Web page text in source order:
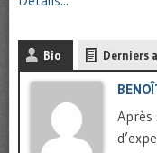
Bio Derniers
Après